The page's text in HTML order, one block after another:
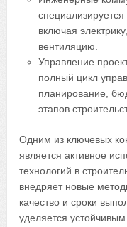
включая
вентиляцию.
Управление
полный цикл
планирование,
этапов
Одним из ключевых
является активное
технологий в
внедряет новые
качество и сроки
уделяется